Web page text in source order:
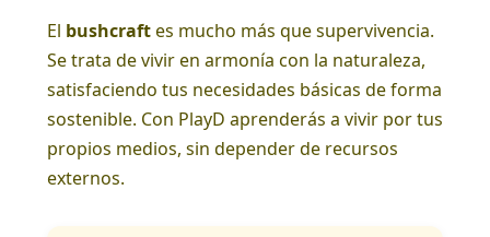
El bushcraftes mucho más que supervivencia.
Se trata de vivir en armonía con la naturaleza,
satisfaciendo tus necesidades básicas de forma
sostenible. Con PlayD aprenderás a vivir por tus
propios medios, sin depender de recursos
externos.